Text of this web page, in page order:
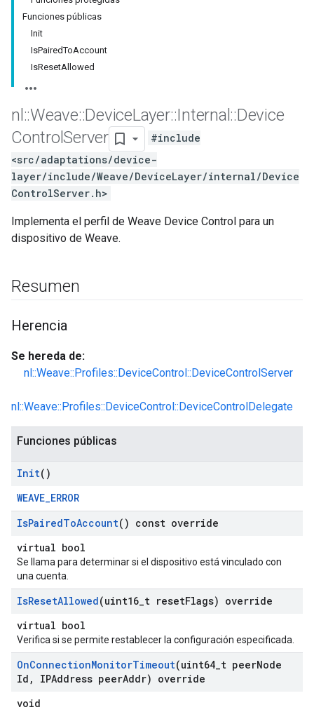
Funciones públicas
Init
IsPairedToAccount
IsResetAllowed
nl ::Weave::DeviceLayer::Internal ::Device
ControlServer
#include
<src/adaptations/device-
layer/include/Weave/DeviceLayer/internal/Device
ControlServer.h>
Implementa el perfil de Weave Device Control para un
dispositivo de Weave.
Resumen
Herencia
Se hereda de:
nl::Weave::Profiles::DeviceControl::DeviceControlServer
nl::Weave::Profiles::DeviceControl::DeviceControlDelegate
Funciones públicas
Init()
WEAVE_ERROR
IsPairedToAccount() const override
virtual bool
Se llama para determinar si el dispositivo está vinculado con
una cuenta.
IsResetAllowed(uint16 t resetFlags) override
virtual bool
Verifica si se permite restablecer la configuración especificada.
OnConnectionMonitorTimeout(uint64 t peerNode
Id , IPAddress peerAddr) override
void